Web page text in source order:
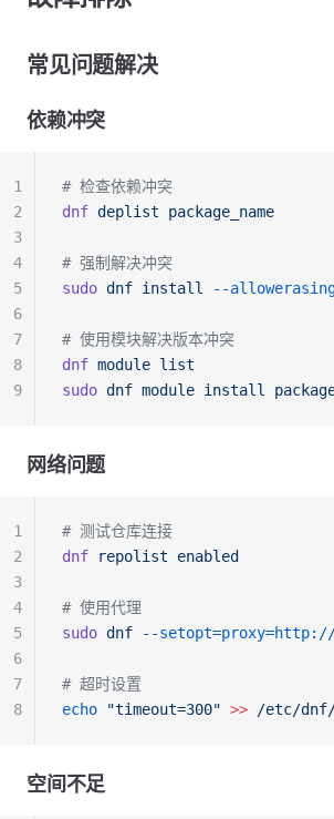
常见问题解决
依赖冲突
# 检查依赖冲突
dnf deplist package_name
# 强制解决冲突
sudo dnf install --
# 使用模块解决版本冲突
dnf module list
sudo dnf module install
1
2
3
4
5
6
7
8
9
网络问题
# 测试仓库连接
dnf repolist enabled
# 使用代理
sudo dnf --
# 超时设置
echo "timeout=300" >> /etc/
1
2
3
4
5
6
7
8
空间不足